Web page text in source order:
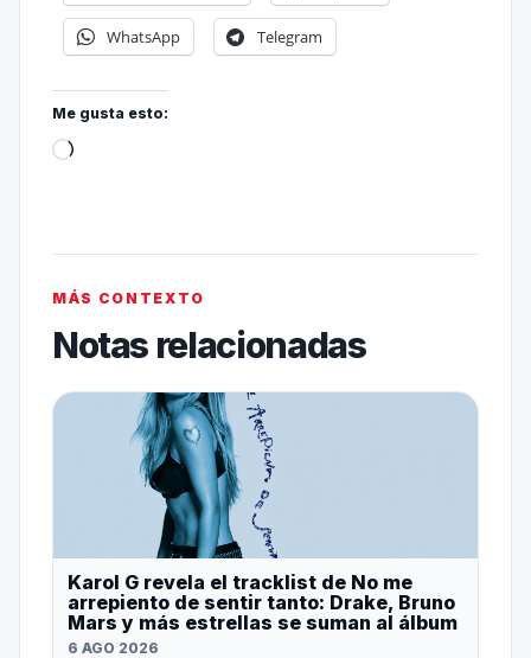
WhatsApp Telegram
Me gusta esto:
MÁS CONTEXTO
Notas relacionadas
Karol G revela el tracklist de No me
arrepiento de sentir tanto: Drake, Bruno
Mars y más estrellas se suman al álbum
6 AGO 2026